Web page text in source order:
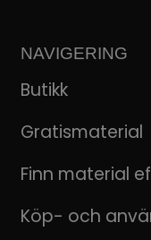
NAVIGERING
Butikk
Gratismaterial
Finn material
Köp- och